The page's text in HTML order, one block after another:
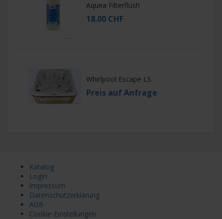
Aquea Filterflush
18.00 CHF
Whirlpool Escape LS
Preis auf Anfrage
Katalog
Login
Impressum
Datenschutzerklärung
AGB
Cookie-Einstellungen